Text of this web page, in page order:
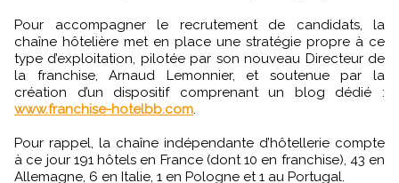
Pour accompagner le recrutement de candidats, la
chaîne hôtelière met en place une stratégie propre à ce
type d’exploitation, pilotée par son nouveau Directeur de
la franchise, Arnaud Lemonnier, et soutenue par la
création d’un dispositif comprenant un blog dédié :
www.franchise-hotelbb.com
Pour rappel, la chaîne indépendante d’hôtellerie compte
à ce jour 191 hôtels en France (dont 10 en franchise), 43 en
Allemagne, 6 en Italie, 1 en Pologne et 1 au Portugal.